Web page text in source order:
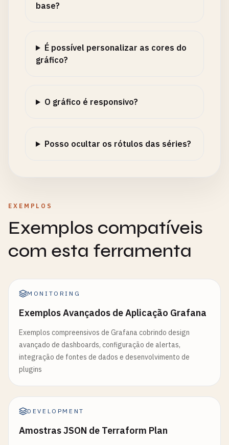
base?
É possível personalizar as cores do
gráfico?
O gráfico é responsivo?
Posso ocultar os rótulos das séries?
EXEMPLOS
Exemplos compatíveis
com esta ferramenta
MONITORING
Exemplos Avançados de Aplicação Grafana
Exemplos compreensivos de Grafana cobrindo design
avançado de dashboards, configuração de alertas,
integração de fontes de dados e desenvolvimento de
plugins
DEVELOPMENT
Amostras JSON de Terraform Plan